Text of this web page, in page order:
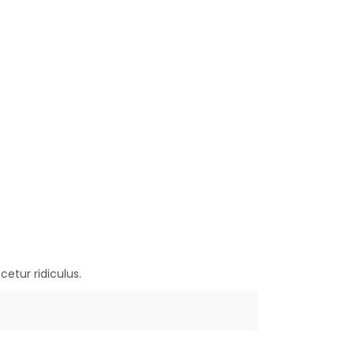
ridiculus.